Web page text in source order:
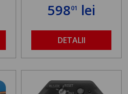
59801 lei
DETALII